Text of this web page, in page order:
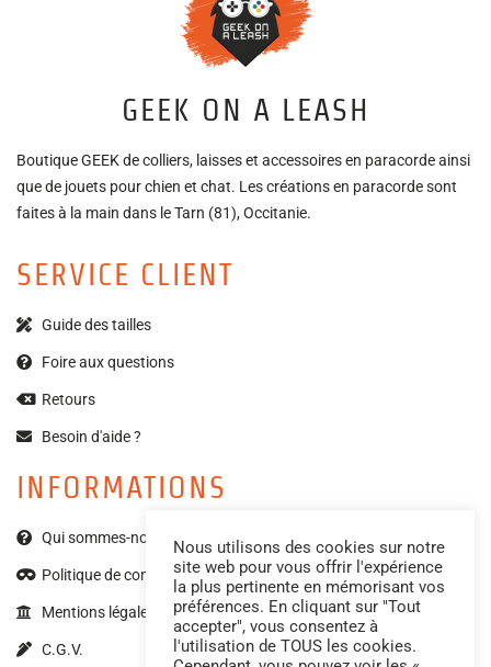
GEEK ON A LEASH
Boutique GEEK de colliers, laisses et accessoires en paracorde ainsi
que de jouets pour chien et chat. Les créations en paracorde sont
faites à la main dans le Tarn (81), Occitanie.
SERVICE CLIENT
Guide des tailles
Foire aux questions
Retours
Besoin d'aide ?
INFORMATIONS
Qui sommes-nous ?
Politique de confidentialité
Mentions légales
C.G.V.
Nous utilisons des cookies sur notre
site web pour vous offrir l'expérience
la plus pertinente en mémorisant vos
préférences. En cliquant sur "Tout
accepter", vous consentez à
l'utilisation de TOUS les cookies.